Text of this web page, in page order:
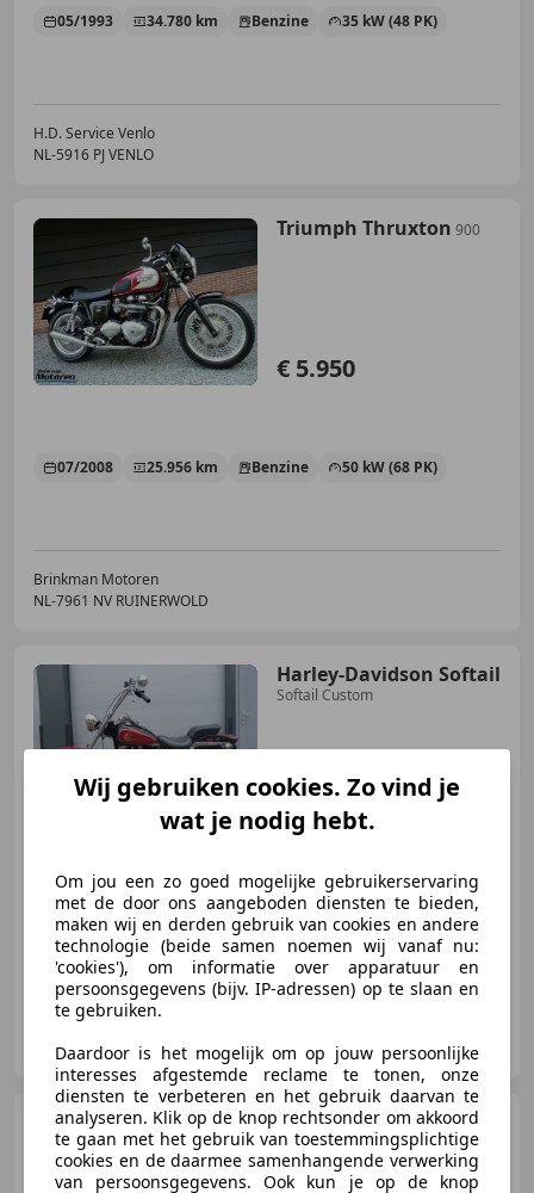
05/1993 34.780 km Benzine 35 kW (48 PK)
H.D. Service Venlo
NL-5916 PJ VENLO
Triumph Thruxton 900
€ 5.950
07/2008 25.956 km Benzine 50 kW (68 PK)
Brinkman Motoren
NL-7961 NV RUINERWOLD
Harley-Davidson Softail
Softail Custom
€ 5.950
02/1992 68.307 km Benzine 35 kW (48 PK)
EV Motoren & Onderdelen
NL-8936 AX LEEUWARDEN
Yamaha XVS 950Midnight
Star
Wij gebruiken cookies. Zo vind je
wat je nodig hebt.
Om jou een zo goed mogelijke gebruikerservaring
met de door ons aangeboden diensten te bieden,
maken wij en derden gebruik van cookies en andere
technologie (beide samen noemen wij vanaf nu:
'cookies'), om informatie over apparatuur en
persoonsgegevens (bijv. IP-adressen) op te slaan en
te gebruiken.
Daardoor is het mogelijk om op jouw persoonlijke
interesses afgestemde reclame te tonen, onze
diensten te verbeteren en het gebruik daarvan te
analyseren. Klik op de knop rechtsonder om akkoord
te gaan met het gebruik van toestemmingsplichtige
cookies en de daarmee samenhangende verwerking
van persoonsgegevens. Ook kun je op de knop